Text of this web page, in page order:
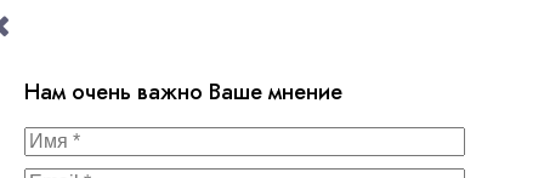
Нам очень важно Ваше мнение